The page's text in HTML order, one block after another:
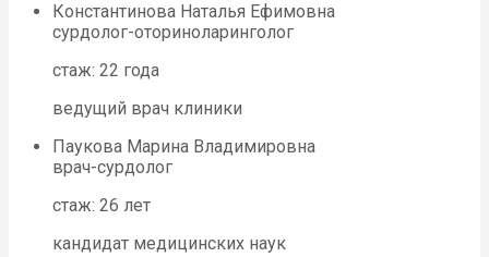
Константинова Наталья Ефимовна
сурдолог-оториноларинголог
стаж: 22 года
ведущий врач клиники
Паукова Марина Владимировна
врач-сурдолог
стаж: 26 лет
кандидат медицинских наук